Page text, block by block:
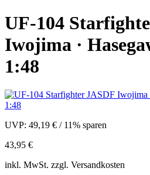
UF-104
Iwojima ·
1:48
UVP: 49,19 € / 11% sparen
43,95 €
inkl. MwSt. zzgl. Versandkosten